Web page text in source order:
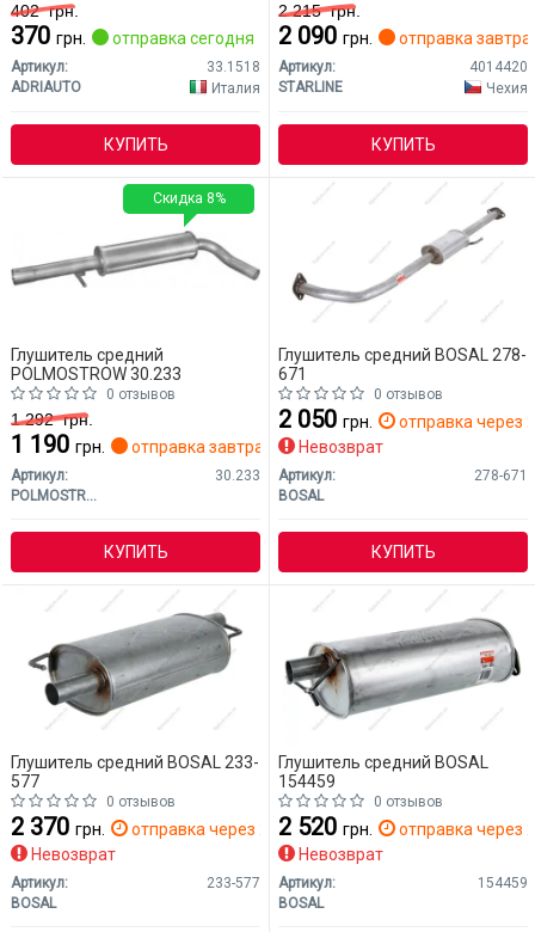
402грн.
370 грн. отправка сегодня
Артикул:
33.1518
ADRIAUTO
Италия
КУПИТЬ
2 215грн.
2 090 грн. отправка завтра
Артикул:
4014420
STARLINE
Чехия
КУПИТЬ
Глушитель средний
POLMOSTROW 30.233
0 отзывов
1 292грн.
1 190 грн. отправка завтра
Артикул:
30.233
POLMOSTROW
КУПИТЬ
Скидка 8%
Глушитель средний BOSAL 278-
671
0 отзывов
2 050 грн.
отправка через
Невозврат
Артикул:
278-671
BOSAL
КУПИТЬ
Глушитель средний BOSAL 233-
577
0 отзывов
2 370 грн.
отправка через 2 дн.
Невозврат
Артикул:
233-577
BOSAL
Глушитель средний BOSAL
154459
0 отзывов
2 520 грн.
отправка через
Невозврат
Артикул:
154459
BOSAL